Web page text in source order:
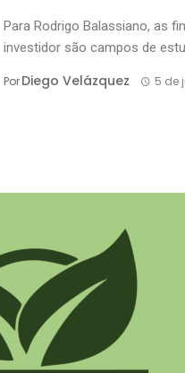
Para Rodrigo Balassiano, as
investidor são campos de
PorDiego Velázquez 5 de